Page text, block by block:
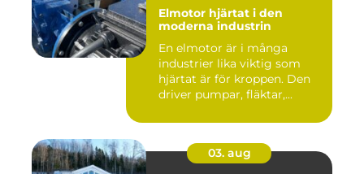
Elmotor hjärtat i den
moderna industrin
En elmotor är i många
industrier lika viktig som
hjärtat är för kroppen. Den
driver pumpar, fläktar,...
03. aug